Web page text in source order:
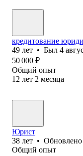
кредитование
49 лет • Был 4
50 000 ₽
Общий опыт
12 лет 2 месяца
Юрист
38 лет • Обновлено
Общий опыт